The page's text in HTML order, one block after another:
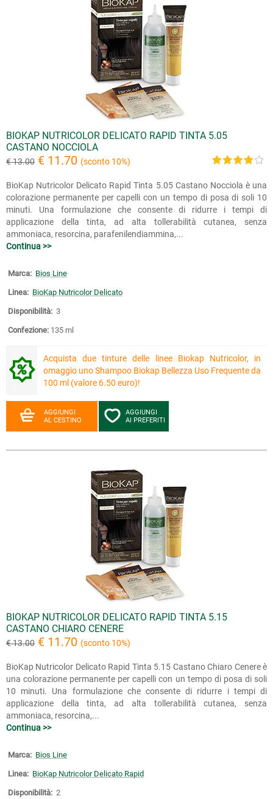
BIOKAP NUTRICOLOR DELICATO RAPID TINTA 5.05
CASTANO NOCCIOLA
€ 13.00 € 11.70 (sconto 10%)
BioKap Nutricolor Delicato Rapid Tinta 5.05 Castano Nocciola è una
colorazione permanente per capelli con un tempo di posa di soli 10
minuti. Una formulazione che consente di ridurre i tempi di
applicazione della tinta, ad alta tollerabilità cutanea, senza
ammoniaca, resorcina, parafenilendiammina,...
Continua >>
Marca: Bios Line
Linea: BioKap Nutricolor Delicato
Disponibilità: 3
Confezione: 135 ml
Acquista due tinture delle linee Biokap Nutricolor, in
omaggio uno Shampoo Biokap Bellezza Uso Frequente da
100 ml (valore 6.50 euro)!
AGGIUNGI
AL CESTINO
AGGIUNGI
AI PREFERITI
BIOKAP NUTRICOLOR DELICATO RAPID TINTA 5.15
CASTANO CHIARO CENERE
€ 13.00 € 11.70 (sconto 10%)
BioKap Nutricolor Delicato Rapid Tinta 5.15 Castano Chiaro Cenere è
una colorazione permanente per capelli con un tempo di posa di soli
10 minuti. Una formulazione che consente di ridurre i tempi di
applicazione della tinta, ad alta tollerabilità cutanea, senza
ammoniaca, resorcina,...
Continua >>
Marca: Bios Line
Linea: BioKap Nutricolor Delicato Rapid
Disponibilità: 2